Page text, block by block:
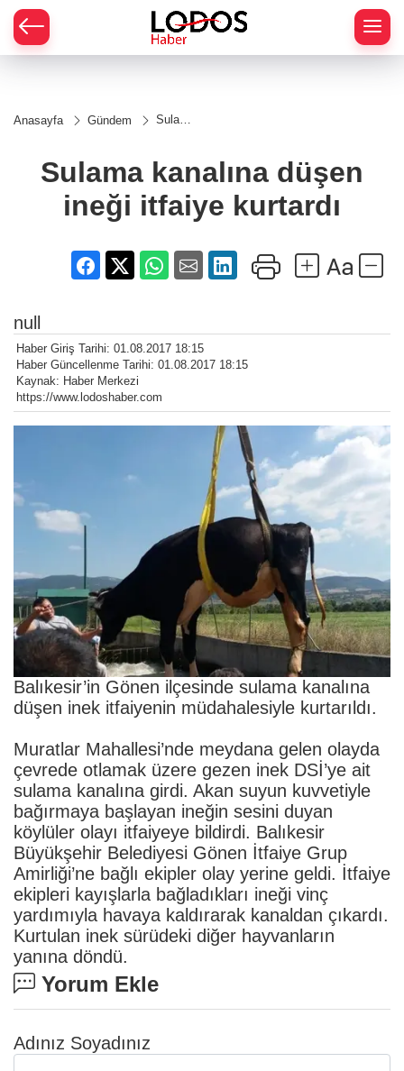
Anasayfa Gündem
Sulama
ineği
itfaiye
Sulama kanalına düşen
ineği itfaiye kurtardı
null
Haber Giriş Tarihi: 01.08.2017 18:15
Haber Güncellenme Tarihi: 01.08.2017 18:15
Kaynak: Haber Merkezi
https://www.lodoshaber.com
Balıkesir’in Gönen ilçesinde sulama kanalına
düşen inek itfaiyenin müdahalesiyle kurtarıldı.
Muratlar Mahallesi’nde meydana gelen olayda
çevrede otlamak üzere gezen inek DSİ’ye ait
sulama kanalına girdi. Akan suyun kuvvetiyle
bağırmaya başlayan ineğin sesini duyan
köylüler olayı itfaiyeye bildirdi. Balıkesir
Büyükşehir Belediyesi Gönen İtfaiye Grup
Amirliği’ne bağlı ekipler olay yerine geldi. İtfaiye
ekipleri kayışlarla bağladıkları ineği vinç
yardımıyla havaya kaldırarak kanaldan çıkardı.
Kurtulan inek sürüdeki diğer hayvanların
yanına döndü.
Yorum Ekle
Adınız Soyadınız